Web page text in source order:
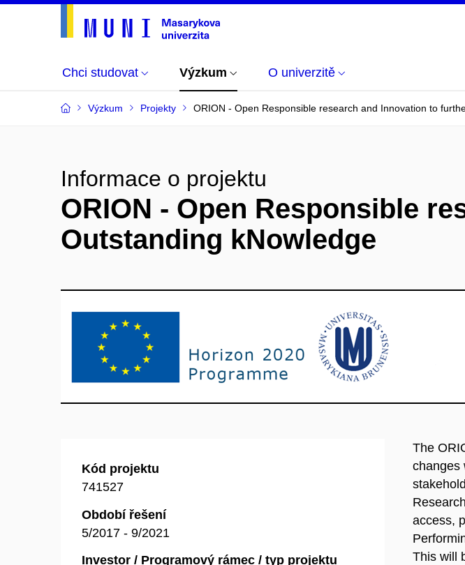
Chci studovat Výzkum O univerzitě
Výzkum Projekty ORION - Open Responsible research and Innovation to
Informace o projektu
ORION - Open Responsible
Outstanding kNowledge
Kód projektu
741527
Období řešení
5/2017 - 9/2021
Investor / Programový rámec / typ projektu
The
changes
access,
This will